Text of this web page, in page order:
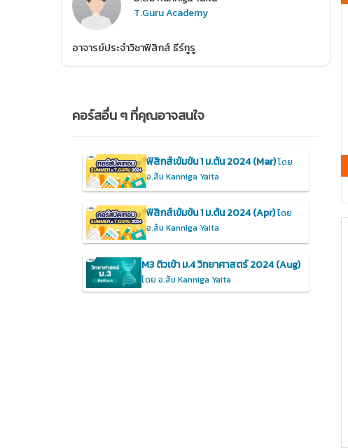
T.Guru Academy
อาจารย์ประจำวิชาฟิสิกส์ ธีร์กูรู
คอร์สอื่น ๆ ที่คุณอาจสนใจ
ฟิสิกส์เข้มข้น 1 ม.ต้น 2024 (Mar)โดย
อ.ส้ม Kanniga Yaita
ฟิสิกส์เข้มข้น 1 ม.ต้น 2024 (Apr)โดย
อ.ส้ม Kanniga Yaita
M3 ติวเข้า ม.4 วิทยาศาสตร์ 2024 (Aug)
โดย อ.ส้ม Kanniga Yaita